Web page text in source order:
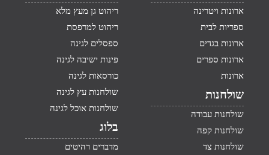
ארונות ויטרינה
ספריות לבית
ארונות בגדים
ארונות ספרים
ארונות
שולחנות
שולחנות עבודה
שולחנות קפה
שולחנות צד
ריהוט גן מעץ מלא
ריהוט למרפסת
ספסלים לגינה
פינות ישיבה לגינה
כורסאות לגינה
שולחנות עץ לגינה
שולחנות אוכל לגינה
בלוג
מדברים רהיטים